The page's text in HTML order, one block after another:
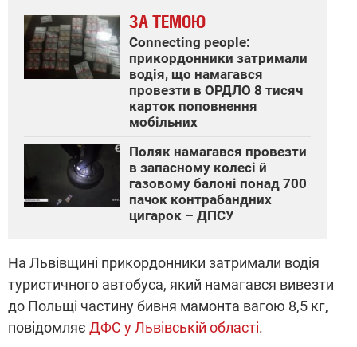
ЗА ТЕМОЮ
Connecting people:
прикордонники затримали
водія, що намагався
провезти в ОРДЛО 8 тисяч
карток поповнення
мобільних
Поляк намагався провезти
в запасному колесі й
газовому балоні понад 700
пачок контрабандних
цигарок – ДПСУ
На Львівщині прикордонники затримали водія
туристичного автобуса, який намагався вивезти
до Польщі частину бивня мамонта вагою 8,5 кг,
повідомляє ДФС у Львівській області.